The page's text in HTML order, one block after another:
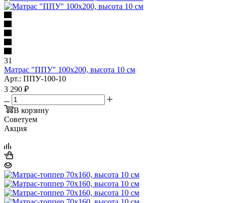
31
Матрас "ППУ" 100x200, высота 10 см
Арт.: ППУ-100-10
3 290 ₽
В корзину
Советуем
Акция